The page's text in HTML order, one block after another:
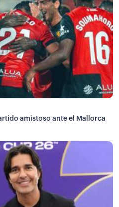
amistoso ante el Mallorca